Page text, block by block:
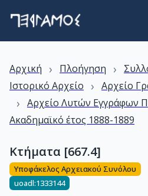
Αρχική › Πλοήγηση ›
Ιστορικό Αρχείο › Αρχείο
› Αρχείο Λυτών Εγγράφων
Ακαδημαϊκό έτος 1888-1889
Κτήματα [667.4]
Υποφάκελος Αρχειακού Συνόλου
uoadl:1333144